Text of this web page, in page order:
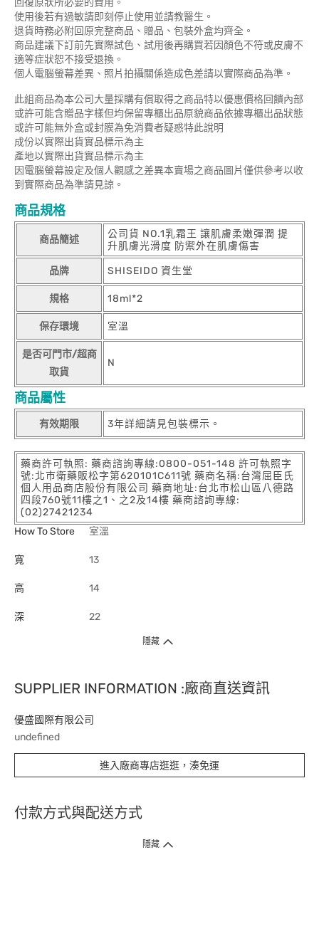
回復原狀所必要的費用。
使用後若有過敏請即刻停止使用並請教醫生。
退貨時務必附回原完整商品、贈品、包裝外盒均齊全。
商品建議下訂前先實際試色、試用後再購買若因顏色不符或皮膚不
適等症狀恕不接受退換。
個人電腦螢幕差異、照片拍攝關係造成色差請以實際商品為準。
此組商品為本公司大量採購有償取得之商品特以優惠價格回饋內部
或許可能含贈品字樣但均保留專櫃出品原貌商品依據專櫃出品狀態
或許可能無外盒或封膜為免消費者疑惑特此說明
成份以實際出貨實品標示為主
產地以實際出貨實品標示為主
因電腦螢幕設定及個人觀感之差異本賣場之商品圖片僅供參考以收
到實際商品為準請見諒。
商品規格
商品簡述
公司貨 NO.1乳霜王 讓肌膚柔嫩彈潤 提
升肌膚光滑度 防禦外在肌膚傷害
品牌 SHISEIDO 資生堂
規格 18ml*2
保存環境 室溫
是否可門市/超商
取貨
N
商品屬性
有效期限 3年詳細請見包裝標示。
藥商許可執照: 藥商諮詢專線:0800-051-148 許可執照字
號:北市衛藥販松字第620101C611號 藥商名稱:台灣屈臣氏
個人用品商店股份有限公司 藥商地址:台北市松山區八德路
四段760號11樓之1、之2及14樓 藥商諮詢專線:
(02)27421234
How To Store
室溫
寬 13
高 14
深 22
隱藏
SUPPLIER INFORMATION :廠商直送資訊
優盛國際有限公司
undefined
進入廠商專店逛逛，湊免運
付款方式與配送方式
隱藏